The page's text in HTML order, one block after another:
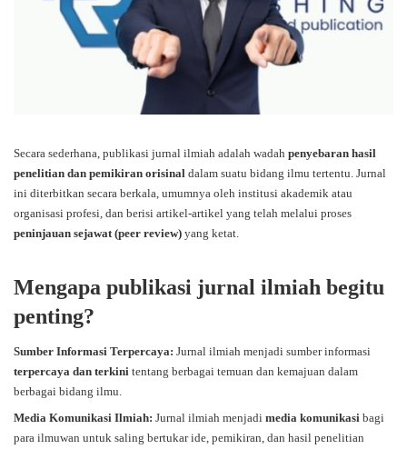
Secara sederhana, publikasi jurnal ilmiah adalah wadah penyebaran hasil
penelitian dan pemikiran orisinal dalam suatu bidang ilmu tertentu. Jurnal
ini diterbitkan secara berkala, umumnya oleh institusi akademik atau
organisasi profesi, dan berisi artikel-artikel yang telah melalui proses
peninjauan sejawat (peer review) yang ketat.
Mengapa publikasi jurnal ilmiah begitu
penting?
Sumber Informasi Terpercaya: Jurnal ilmiah menjadi sumber informasi
terpercaya dan terkini tentang berbagai temuan dan kemajuan dalam
berbagai bidang ilmu.
Media Komunikasi Ilmiah: Jurnal ilmiah menjadi media komunikasi bagi
para ilmuwan untuk saling bertukar ide, pemikiran, dan hasil penelitian